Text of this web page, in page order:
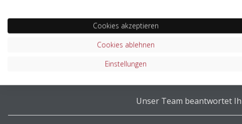
Unser Team beantwortet
Cookies akzeptieren
Cookies ablehnen
Einstellungen